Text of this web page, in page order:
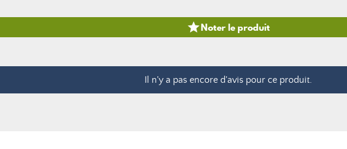
Noter le produit
Il n'y a pas encore d'avis pour ce produit.